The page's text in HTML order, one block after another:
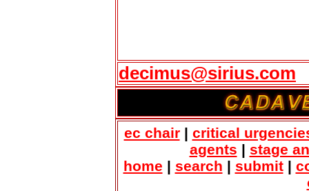
decimus@sirius.com
ec chair| critical
agents | stage
home | search | submit |